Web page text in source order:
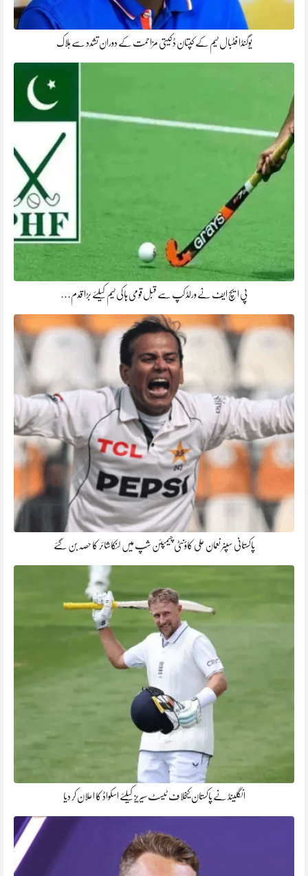
یوگنڈا فٹبال ٹیم کے کپتان ڈکیتی مزاحمت کے دوران تشدد سے ہلاک
پی ایچ ایف نے ورلڈ کپ سے قبل قومی ہاکی ٹیم کیلئے بڑا قدم…
پاکستانی سپنر نعمان علی کاؤنٹی چیمپئن شپ میں لنکاشائر کا حصہ بن گئے
انگلینڈ نے پاکستان کیخلاف ٹیسٹ سیریز کیلئے اسکواڈ کا اعلان کر دیا